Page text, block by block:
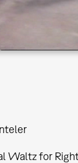
Waltz for